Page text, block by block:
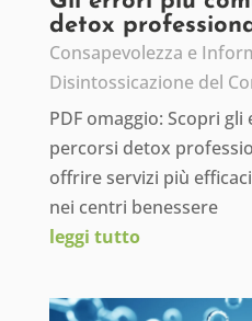
detox
Consapevolezza e
Disintossicazione del
PDF omaggio: Scopri
percorsi detox
offrire servizi più
nei centri benessere
leggi tutto